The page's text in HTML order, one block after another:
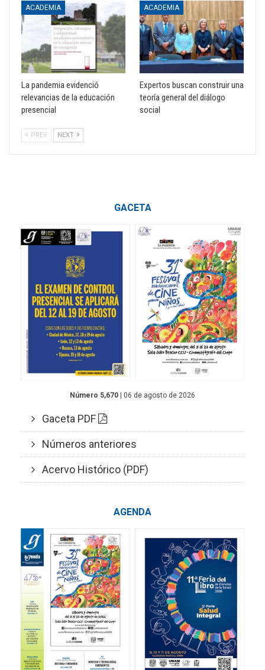
ACADEMIA
La pandemia evidenció
relevancias de la educación
presencial
ACADEMIA
Expertos buscan construir una
teoría general del diálogo
social
PREV NEXT
GACETA
Número 5,670 | 06 de agosto de 2026
Gaceta PDF
Números anteriores
Acervo Histórico (PDF)
AGENDA